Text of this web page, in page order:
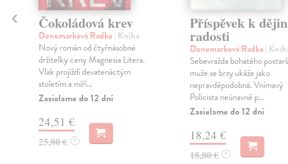
Čokoládová krev
Denemarková Radka| Kniha
Nový román od čtyřnásobné
držitelky ceny Magnesia Litera.
Vlak projíždí devatenáctým
stoletím a míří...
Zasielame do 12 dní
24,51 €
25,80 € ?
Příspěvek k
radosti
Denemarková Radka|
Sebevražda bohatého
muže se brzy ukáže jako
nepravděpodobná. Vnímavý
Policista neúnavně p...
Zasielame do 12 dní
18,24 €
18,80 € ?